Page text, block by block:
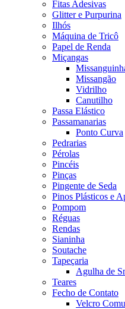
Fitas Adesivas
Glitter e Purpurina
Ilhós
Máquina de Tricô
Papel de Renda
Miçangas
Missangão
Vidrilho
Canutilho
Passa Elástico
Passamanarias
Ponto Curva
Pedrarias
Pérolas
Pincéis
Pinças
Pingente de Seda
Pinos Plásticos e
Pompom
Réguas
Rendas
Sianinha
Soutache
Tapeçaria
Agulha de
Teares
Fecho de Contato
Velcro